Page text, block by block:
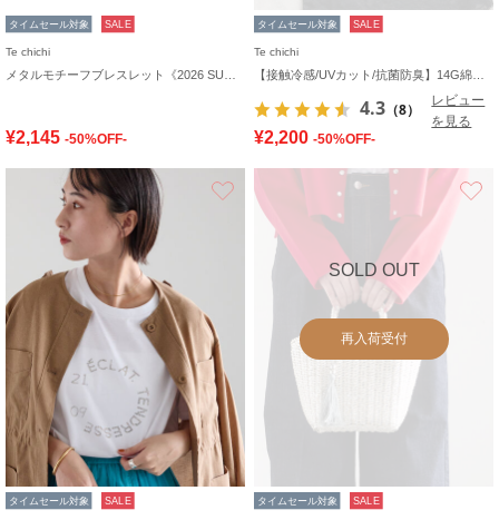
タイムセール対象 SALE
Te chichi
¥2,145 -50%OFF-
タイムセール対象 SALE
Te chichi
4.3 （8）
レビュー
を見る
¥2,200 -50%OFF-
タイムセール対象 SALE
SOLD OUT
再入荷受付
タイムセール対象 SALE